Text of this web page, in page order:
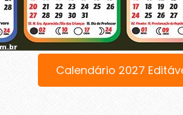
Calendário 2027